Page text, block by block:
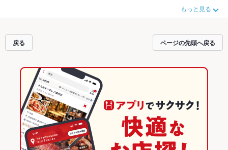
そば、とんかつ 、
ソーセージや季節のおすすめ料理など、お店の最新情報をご紹介しているので
うしの飲み会にも、会社の宴会にも、デートやパーティーにもお得に便利にホ
ットペッパーグルメをご利用ください。
もっと見る
戻る ページの先頭へ戻る